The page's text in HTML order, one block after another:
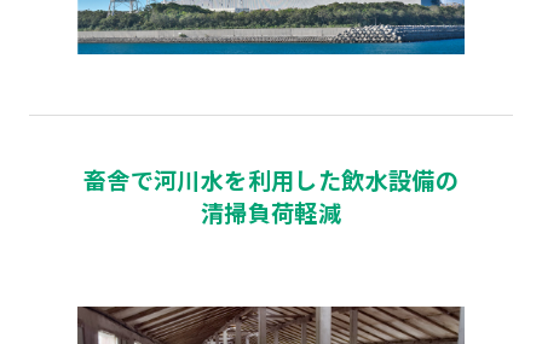
畜舎で河川水を利用した飲水設備の
清掃負荷軽減